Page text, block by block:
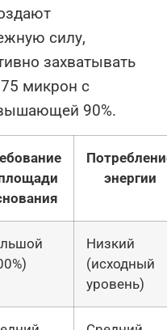
силу,
захватывать
микрон с
90%.
энергии
Низкий
(исходный
уровень)